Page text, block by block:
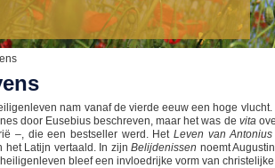
nam vanaf de vierde eeuw een hoge
door Eusebius beschreven, maar het was de vita
–, die een bestseller werd. Het Leven van Antonius
het Latijn vertaald. In zijnBelijdenissen noemt
bleef een invloedrijke vorm van